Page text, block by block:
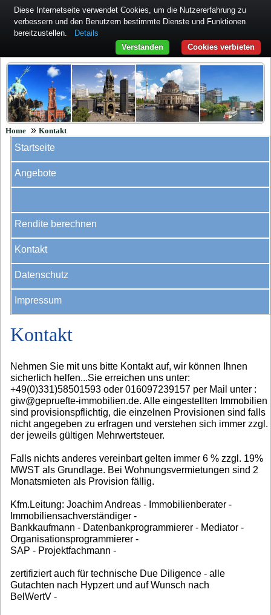
Home » Kontakt
Startseite
Angebote
Rendite berechnen
Kontakt
Datenschutz
Impressum
Kontakt
Nehmen Sie mit uns bitte Kontakt auf, wir können Ihnen
sicherlich helfen...Sie erreichen uns unter:
+49(0)331)58501593 oder 016097239157 per Mail unter :
giw@gepruefte-immobilien.de. Alle eingestellten Immobilien
sind provisionspflichtig, die einzelnen Provisionen sind falls
nicht angegeben zu erfragen und verstehen sich immer zzgl.
der jeweils gültigen Mehrwertsteuer.
Falls nichts anderes vereinbart gelten immer 6 % zzgl. 19%
MWST als Grundlage. Bei Wohnungsvermietungen sind 2
Monatsmieten als Provision fällig.
Kfm.Leitung: Joachim Andreas - Immobilienberater -
Immobiliensachverständiger -
Bankkaufmann - Datenbankprogrammierer - Mediator -
Organisationsprogrammierer -
SAP - Projektfachmann -
zertifiziert auch für technische Due Diligence - alle
Gutachten nach Hypzert und auf Wunsch nach
BelWertV -
Diese Internetseite verwendet Cookies, um die Nutzererfahrung zu
verbessern und den Benutzern bestimmte Dienste und Funktionen
bereitzustellen.
Details
Cookies verbieten
Verstanden